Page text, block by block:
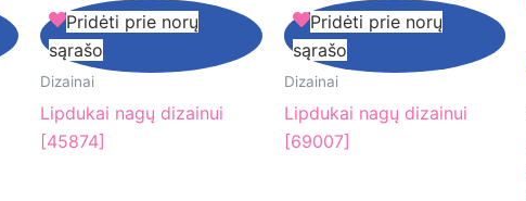
Lipdukai
nagų
dizainui
Pridėti prie norų
sąrašo
Dizainai
Lipdukai nagų dizainui
[45874]
Lipdukai
nagų
dizainui
Pridėti prie norų
sąrašo
Dizainai
Lipdukai nagų dizainui
[69007]